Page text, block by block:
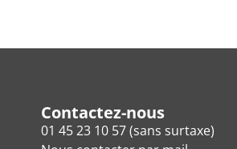
Contactez-nous
01 45 23 10 57 (sans surtaxe)